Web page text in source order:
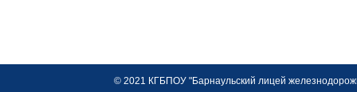
© 2021 КГБПОУ "Барнаульский лицей